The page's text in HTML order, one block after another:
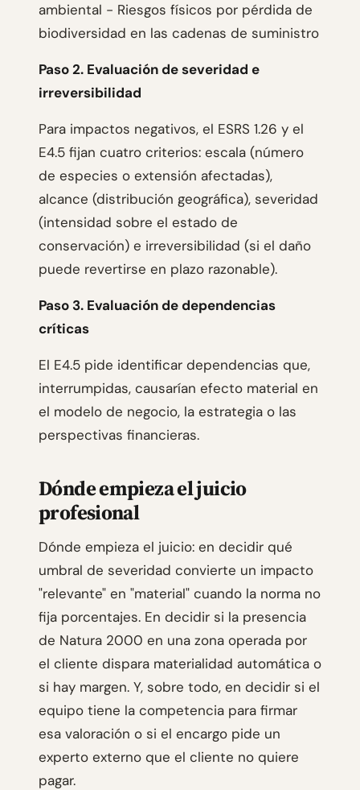
ambiental - Riesgos físicos por pérdida de
biodiversidad en las cadenas de suministro
Paso 2. Evaluación de severidad e
irreversibilidad
Para impactos negativos, el ESRS 1.26 y el
E4.5 fijan cuatro criterios: escala (número
de especies o extensión afectadas),
alcance (distribución geográfica), severidad
(intensidad sobre el estado de
conservación) e irreversibilidad (si el daño
puede revertirse en plazo razonable).
Paso 3. Evaluación de dependencias
críticas
El E4.5 pide identificar dependencias que,
interrumpidas, causarían efecto material en
el modelo de negocio, la estrategia o las
perspectivas financieras.
Dónde empieza el juicio
profesional
Dónde empieza el juicio: en decidir qué
umbral de severidad convierte un impacto
"relevante" en "material" cuando la norma no
fija porcentajes. En decidir si la presencia
de Natura 2000 en una zona operada por
el cliente dispara materialidad automática o
si hay margen. Y, sobre todo, en decidir si el
equipo tiene la competencia para firmar
esa valoración o si el encargo pide un
experto externo que el cliente no quiere
pagar.